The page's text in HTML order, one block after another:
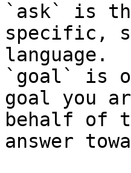
`ask` is
specific,
language.
`goal` is
goal you
behalf of
answer